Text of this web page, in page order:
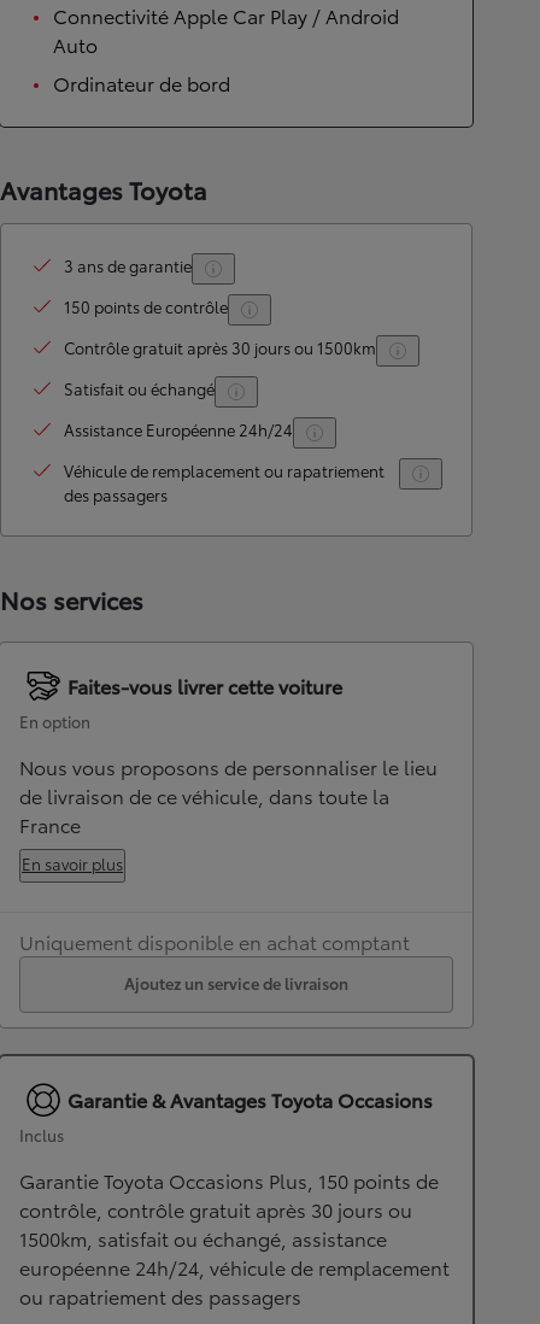
Connectivité Apple Car Play / Android
Auto
Ordinateur de bord
Avantages Toyota
3 ans de garantie
150 points de contrôle
Contrôle gratuit après 30 jours ou 1500km
Satisfait ou échangé
Assistance Européenne 24h/24
Véhicule de remplacement ou rapatriement
des passagers
Nos services
Faites-vous livrer cette voiture
En option
Nous vous proposons de personnaliser le lieu
de livraison de ce véhicule, dans toute la
France
En savoir plus
Uniquement disponible en achat comptant
Ajoutez un service de livraison
Garantie & Avantages Toyota Occasions
Inclus
Garantie Toyota Occasions Plus, 150 points de
contrôle, contrôle gratuit après 30 jours ou
1500km, satisfait ou échangé, assistance
européenne 24h/24, véhicule de remplacement
ou rapatriement des passagers